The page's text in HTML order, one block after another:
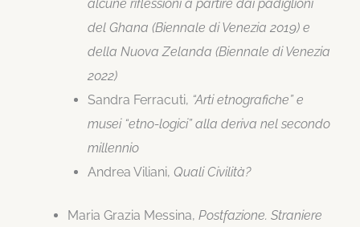
alcune riflessioni a partire dai padiglioni
del Ghana (Biennale di Venezia 2019) e
della Nuova Zelanda (Biennale di Venezia
2022)
Sandra Ferracuti, “Arti etnografiche” e
musei “etno-logici” alla deriva nel secondo
millennio
Andrea Viliani, Quali Civilità?
Maria Grazia Messina,Postfazione. Straniere